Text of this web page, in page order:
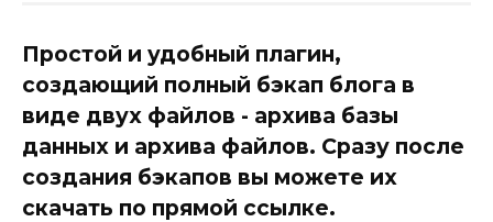
Простой и удобный плагин,
создающий полный бэкап блога в
виде двух файлов - архива базы
данных и архива файлов. Сразу после
создания бэкапов вы можете их
скачать по прямой ссылке.